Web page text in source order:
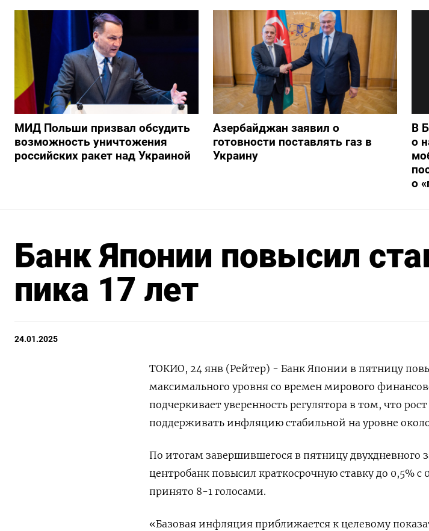
МИД Польши призвал обсудить
возможность уничтожения
российских ракет над Украиной
Азербайджан заявил о
готовности поставлять газ в
Украину
В
о
о
Банк Японии повысил
пика 17 лет
24.01.2025
ТОКИО, 24 янв (Рейтер) - Банк Японии в пятницу
максимального уровня со времен мирового
подчеркивает уверенность регулятора в том, что
поддерживать инфляцию стабильной на уровне
По итогам завершившегося в пятницу двухдневного
центробанк повысил краткосрочную ставку до 0,5% с
принято 8-1 голосами.
«Базовая инфляция приближается к целевому